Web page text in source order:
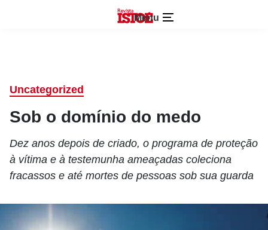
Menu
Uncategorized
Sob o domínio do medo
Dez anos depois de criado, o programa de proteção
à vítima e à testemunha ameaçadas coleciona
fracassos e até mortes de pessoas sob sua guarda